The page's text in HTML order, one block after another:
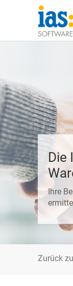
Die
Ihre
Zurück